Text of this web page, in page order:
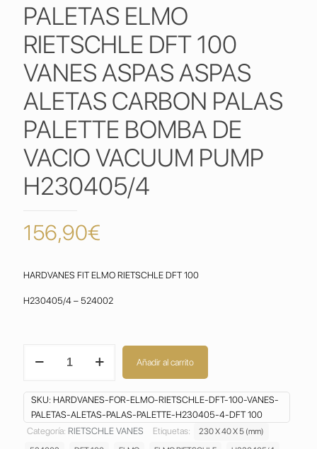
PALETAS ELMO
RIETSCHLE DFT 100
VANES ASPAS ASPAS
ALETAS CARBON PALAS
PALETTE BOMBA DE
VACIO VACUUM PUMP
H230405/4
156,90€
HARDVANES FIT ELMO RIETSCHLE DFT 100
H230405/4 – 524002
ELMO
DFT
100
VANES
ASPAS
Añadir al carrito
SKU: HARDVANES-FOR-ELMO-RIETSCHLE-DFT-100-VANES-
PALETAS-ALETAS-PALAS-PALETTE-H230405-4-DFT 100
Categoría: RIETSCHLE VANES Etiquetas:
230 X 40 X 5 (mm)